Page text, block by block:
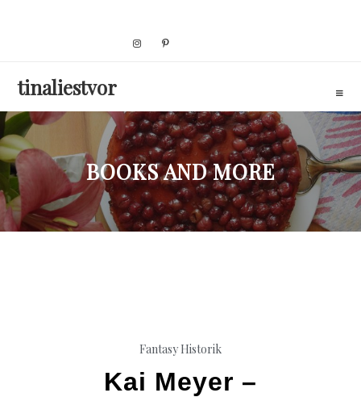
tinaliestvor
BOOKS AND MORE
Fantasy Historik
Kai Meyer –